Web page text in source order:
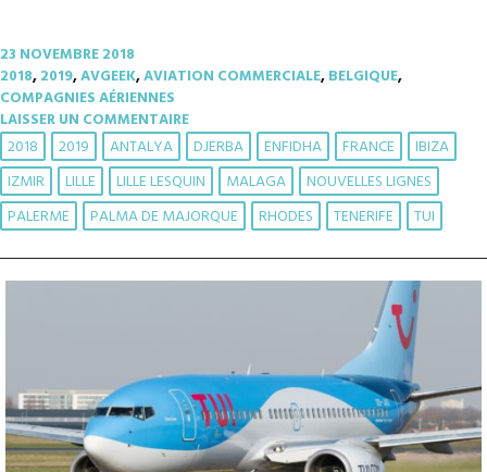
23 NOVEMBRE 2018
2018,2019,AVGEEK,AVIATION COMMERCIALE,BELGIQUE,
COMPAGNIES AÉRIENNES
LAISSER UN COMMENTAIRE
2018 2019 ANTALYA DJERBA ENFIDHA FRANCE
IBIZA
IZMIR
LILLE LILLE LESQUIN MALAGA
NOUVELLES LIGNES
PALERME
PALMA DE MAJORQUE RHODES TENERIFE TUI